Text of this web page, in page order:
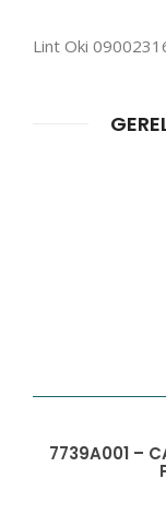
Lint Oki
7739A001 –